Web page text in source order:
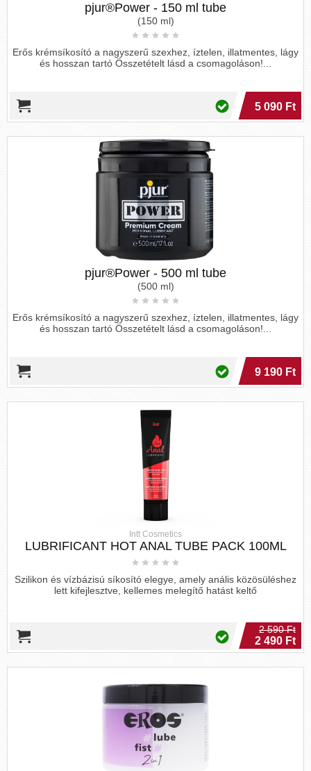
pjur®Power - 150 ml tube
(150 ml)
Erős krémsíkosító a nagyszerű szexhez, íztelen, illatmentes, lágy
és hosszan tartó Összetételt lásd a csomagoláson!...
5 090 Ft
pjur®Power - 500 ml tube
(500 ml)
Erős krémsíkosító a nagyszerű szexhez, íztelen, illatmentes, lágy
és hosszan tartó Összetételt lásd a csomagoláson!...
9 190 Ft
Intt Cosmetics
LUBRIFICANT HOT ANAL TUBE PACK 100ML
Szilikon és vízbázisú síkosító elegye, amely anális közösüléshez
lett kifejlesztve, kellemes melegítő hatást keltő
2 590 Ft
2 490 Ft